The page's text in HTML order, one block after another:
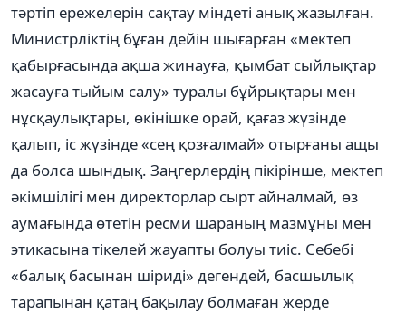
тәртіп ережелерін сақтау міндеті анық жазылған.
Министрліктің бұған дейін шығарған «мектеп
қабырғасында ақша жинауға, қымбат сыйлықтар
жасауға тыйым салу» туралы бұйрықтары мен
нұсқаулықтары, өкінішке орай, қағаз жүзінде
қалып, іс жүзінде «сең қозғалмай» отырғаны ащы
да болса шындық. Заңгерлердің пікірінше, мектеп
әкімшілігі мен директорлар сырт айналмай, өз
аумағында өтетін ресми шараның мазмұны мен
этикасына тікелей жауапты болуы тиіс. Себебі
«балық басынан шіриді» дегендей, басшылық
тарапынан қатаң бақылау болмаған жерде